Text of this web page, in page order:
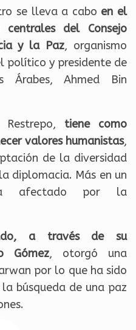
se lleva a cabo en el
del Consejo
y la Paz, organismo
político y presidente de
Árabes, Ahmed Bin
tiene como
valores humanistas,
de la diversidad
diplomacia. Más en un
afectado por la
a través de su
Gómez, otorgó una
por lo que ha sido
búsqueda de una paz